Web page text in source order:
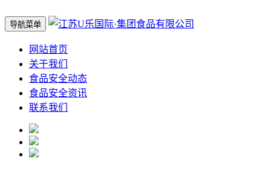
导航菜单
网站首页
关于我们
食品安全动态
食品安全资讯
联系我们